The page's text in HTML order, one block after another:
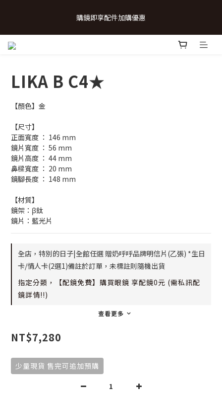
卡/情人卡(2選1)
購鏡即享配件加購優惠
💗致...特別的日子💗 | 全館任選 贈奶呼呼品牌明信片(乙張) *生日
LIKA B C4★
【顏色】金
【尺寸】
正面寬度 ： 146 mm
鏡片寬度 ： 56 mm
鏡片高度 ： 44 mm
鼻樑寬度 ： 20 mm
鏡腳長度 ： 148 mm
【材質】
鏡架：β鈦
鏡片：藍光片
全店，特別的日子|全館任選 贈奶呼呼品牌明信片(乙張) *生日
卡/情人卡(2選1)備註於訂單，未標註則隨機出貨
指定分類，【配鏡免費】購買眼鏡 享配鏡0元 (需私訊配
鏡詳情!!)
查看更多
NT$7,280
少量現貨 售完可追加預購